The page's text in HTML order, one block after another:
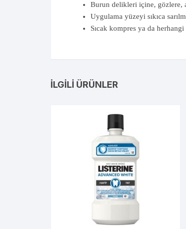
Burun delikleri içine, gözlere,
Uygulama yüzeyi sıkıca
Sıcak kompres ya da herhangi
İLGILI ÜRÜNLER